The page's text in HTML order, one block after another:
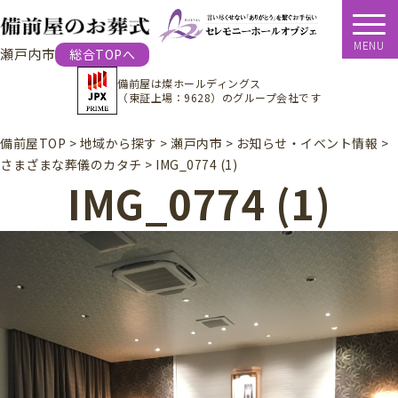
総合TOPへ
瀬戸内市
備前屋は燦ホールディングス
（東証上場：9628） のグループ会社です
MENU
備前屋TOP > 地域から探す > 瀬戸内市 > お知らせ・イベント情報 >
さまざまな葬儀のカタチ > IMG_0774 (1)
IMG_0774 (1)